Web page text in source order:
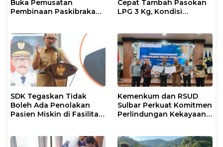
Buka Pemusatan
Pembinaan Paskibraka
Cepat Tambah Pasokan
LPG 3 Kg, Kondisi
SDK Tegaskan Tidak
Boleh Ada Penolakan
Pasien Miskin di Fasilitas
Kemenkum dan RSUD
Sulbar Perkuat Komitmen
Perlindungan Kekayaan